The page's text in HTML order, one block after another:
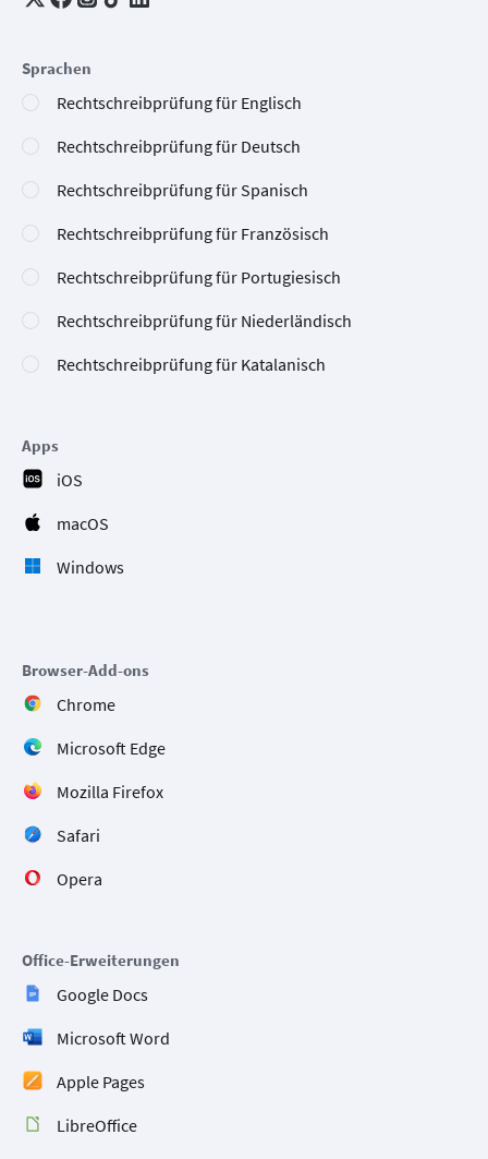
Sprachen
Rechtschreibprüfung für Englisch
Rechtschreibprüfung für Deutsch
Rechtschreibprüfung für Spanisch
Rechtschreibprüfung für Französisch
Rechtschreibprüfung für Portugiesisch
Rechtschreibprüfung für Niederländisch
Rechtschreibprüfung für Katalanisch
Apps
iOS
macOS
Windows
Browser-Add-ons
Chrome
Microsoft Edge
Mozilla Firefox
Safari
Opera
Office-Erweiterungen
Google Docs
Microsoft Word
Apple Pages
LibreOffice